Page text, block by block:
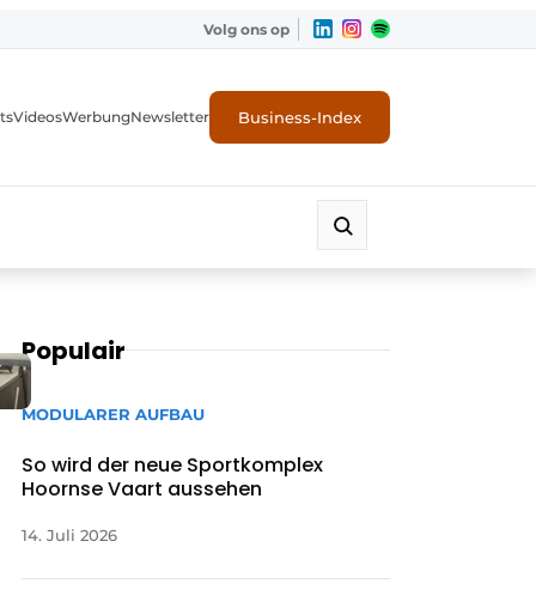
Volg ons op
VideosWerbungNewsletter Business-Index
Populair
MODULARER AUFBAU
So wird der neue Sportkomplex
Hoornse Vaart aussehen
14. Juli 2026